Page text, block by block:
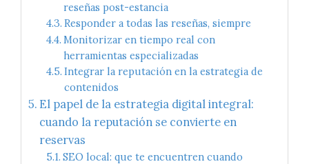
reseñas post-estancia
Responder a todas las reseñas, siempre
Monitorizar en tiempo real con
herramientas especializadas
Integrar la reputación en la estrategia de
contenidos
El papel de la estrategia digital integral:
cuando la reputación se convierte en
reservas
SEO local: que te encuentren cuando